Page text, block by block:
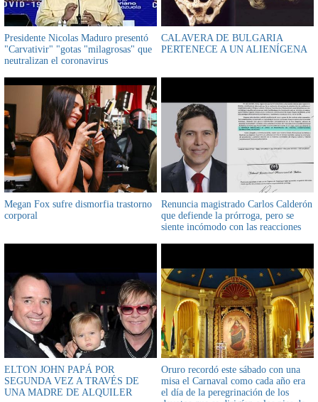
Presidente Nicolas Maduro presentó
"Carvativir" "gotas "milagrosas" que
neutralizan el coronavirus
CALAVERA DE BULGARIA
PERTENECE A UN ALIENÍGENA
Megan Fox sufre dismorfia trastorno
corporal
Renuncia magistrado Carlos Calderón
que defiende la prórroga, pero se
siente incómodo con las reacciones
ELTON JOHN PAPÁ POR
SEGUNDA VEZ A TRAVÉS DE
UNA MADRE DE ALQUILER
Oruro recordó este sábado con una
misa el Carnaval como cada año era
el día de la peregrinación de los